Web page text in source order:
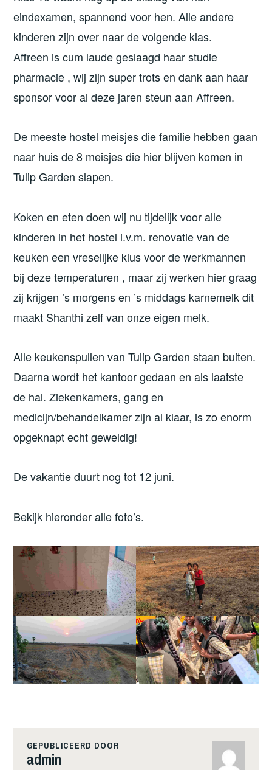
eindexamen, spannend voor hen. Alle andere
kinderen zijn over naar de volgende klas.
Affreen is cum laude geslaagd haar studie
pharmacie , wij zijn super trots en dank aan haar
sponsor voor al deze jaren steun aan Affreen.
De meeste hostel meisjes die familie hebben gaan
naar huis de 8 meisjes die hier blijven komen in
Tulip Garden slapen.
Koken en eten doen wij nu tijdelijk voor alle
kinderen in het hostel i.v.m. renovatie van de
keuken een vreselijke klus voor de werkmannen
bij deze temperaturen , maar zij werken hier graag
zij krijgen ’s morgens en ’s middags karnemelk dit
maakt Shanthi zelf van onze eigen melk.
Alle keukenspullen van Tulip Garden staan buiten.
Daarna wordt het kantoor gedaan en als laatste
de hal. Ziekenkamers, gang en
medicijn/behandelkamer zijn al klaar, is zo enorm
opgeknapt echt geweldig!
De vakantie duurt nog tot 12 juni.
Bekijk hieronder alle foto’s.
GEPUBLICEERD DOOR
admin